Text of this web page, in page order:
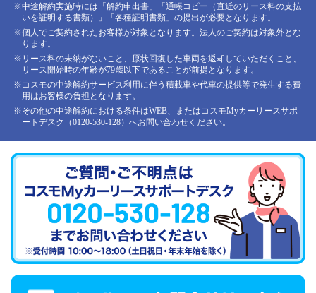
※中途解約実施時には「解約申出書」「通帳コピー（直近のリース料の支払
いを証明する書類）」「各種証明書類」の提出が必要となります。
※個人でご契約されたお客様が対象となります。法人のご契約は対象外とな
ります。
※リース料の未納がないこと、原状回復した車両を返却していただくこと、
リース開始時の年齢が79歳以下であることが前提となります。
※コスモの中途解約サービス利用に伴う積載車や代車の提供等で発生する費
用はお客様の負担となります。
※その他の中途解約における条件はWEB、またはコスモMyカーリースサポ
ートデスク（0120-530-128）へお問い合わせください。